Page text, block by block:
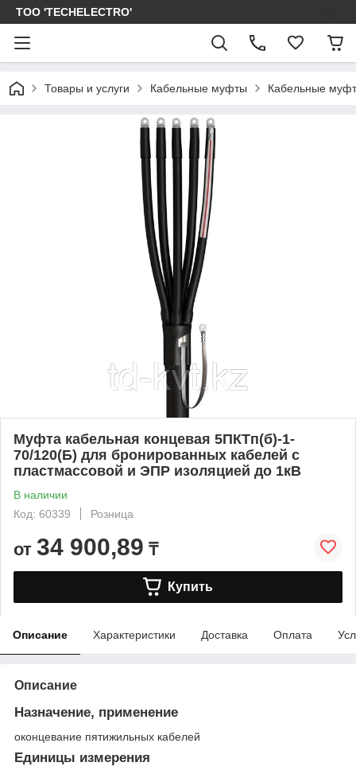
ТОО 'TECHELECTRO'
Товары и услуги Кабельные муфты Кабельные
Муфта кабельная концевая 5ПКТп(б)-1-
70/120(Б) для бронированных кабелей с
пластмассовой и ЭПР изоляцией до 1кВ
В наличии
Код: 60339
Розница
от 34 900,89 ₸
Купить
Описание Характеристики Доставка Оплата
Описание
Назначение, применение
оконцевание пятижильных кабелей
Единицы измерения